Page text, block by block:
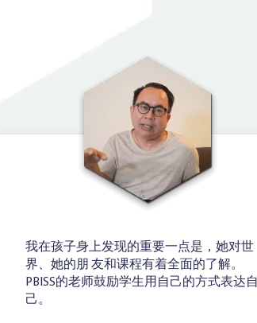
我在孩子身上发现的重要一点是，她对世
界、她的朋 友和课程有着全面的了解。
PBISS的老师鼓励学生用自己的方式表达自
己。